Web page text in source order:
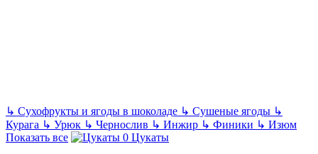
↳ Сухофрукты и ягоды в шоколаде ↳ Сушеные ягоды ↳
Курага ↳ Урюк ↳ Чернослив ↳ Инжир ↳ Финики ↳ Изюм
Показать все
Цукаты